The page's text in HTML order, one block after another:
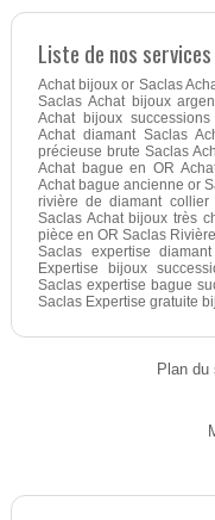
Liste de nos services
Achat bijoux or Saclas
Saclas Achat bijoux
Achat bijoux
Achat diamant Saclas
précieuse brute Saclas
Achat bague en OR
Achat bague ancienne or
rivière de diamant collier
Saclas Achat bijoux très
pièce en OR Saclas
Saclas expertise
Expertise bijoux
Saclas expertise bague
Saclas Expertise gratuite
Plan du